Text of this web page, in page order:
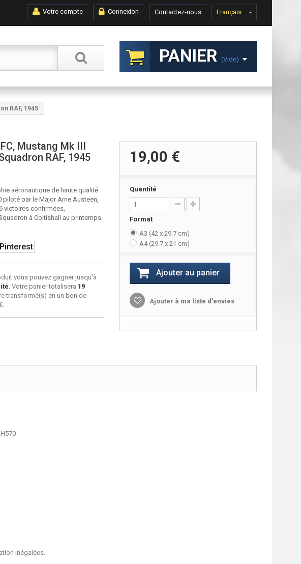
Français
Contactez-nous
Connexion
Votre compte
PANIER (vide)
RAF, 1945
Mustang Mk III
RAF, 1945
aéronautique de haute qualité
piloté par le Major Arne Austeen,
victoires confirmées,
à Coltishall au printemps
Pinterest
vous pouvez gagner jusqu'à
. Votre panier totalisera 19
transformé(s) en un bon de
.
19,00 €
Quantité
Format
A3 (42 x 29.7 cm)
A4 (29.7 x 21 cm)
Ajouter au panier
Ajouter à ma liste d'envies
inégalées.